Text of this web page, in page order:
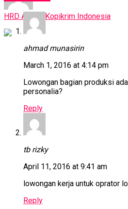
HRD Aroma Kopikrim Indonesia
ahmad munasirin
March 1, 2016 at 4:14 pm
Lowongan bagian produksi
personalia?
Reply
tb rizky
April 11, 2016 at 9:41 am
lowongan kerja untuk oprator
Reply